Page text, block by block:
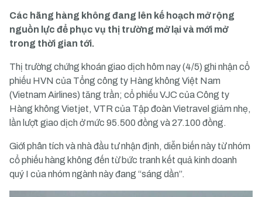
Các hãng hàng không đang lên kế hoạch mở rộng
nguồn lực để phục vụ thị trường mở lại và mới mở
trong thời gian tới.
Thị trường chứng khoán giao dịch hôm nay (4/5) ghi nhận cổ
phiếu HVN của Tổng công ty Hàng không Việt Nam
(Vietnam Airlines) tăng trần; cổ phiếu VJC của Công ty
Hàng không Vietjet, VTR của Tập đoàn Vietravel giảm nhẹ,
lần lượt giao dịch ở mức 95.500 đồng và 27.100 đồng.
Giới phân tích và nhà đầu tư nhận định, diễn biến này từ nhóm
cổ phiếu hàng không đến từ bức tranh kết quả kinh doanh
quý I của nhóm ngành này đang “sáng dần”.